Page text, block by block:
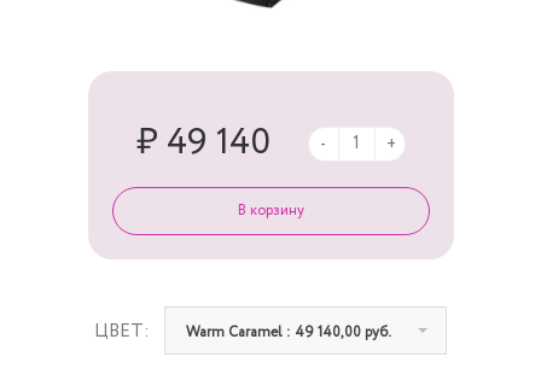
ЦВЕТ: Warm Caramel : 49 140,00 руб.
₽ 49 140 - +